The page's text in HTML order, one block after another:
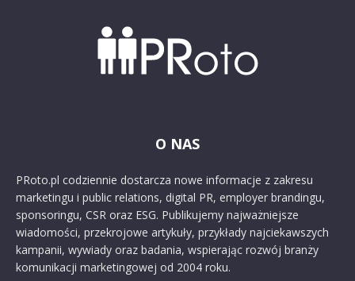
O NAS
PRoto.pl codziennie dostarcza nowe informacje z zakresu
marketingu i public relations, digital PR, employer brandingu,
sponsoringu, CSR oraz ESG. Publikujemy najważniejsze
wiadomości, przekrojowe artykuły, przykłady najciekawszych
kampanii, wywiady oraz badania, wspierając rozwój branży
komunikacji marketingowej od 2004 roku.